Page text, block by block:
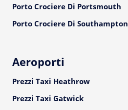
Porto Crociere Di Portsmouth
Porto Crociere Di Southampton
Aeroporti
Prezzi Taxi Heathrow
Prezzi Taxi Gatwick